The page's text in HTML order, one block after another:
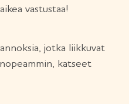
vastustaa!
jotka liikkuvat
katseet